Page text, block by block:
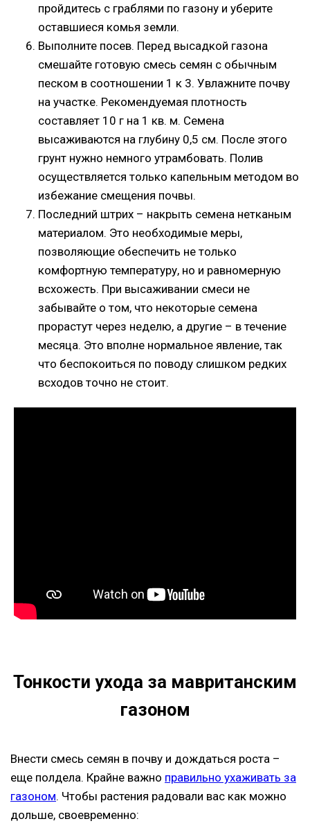
пройдитесь с граблями по газону и уберите
оставшиеся комья земли.
Выполните посев. Перед высадкой газона
смешайте готовую смесь семян с обычным
песком в соотношении 1 к 3. Увлажните почву
на участке. Рекомендуемая плотность
составляет 10 г на 1 кв. м. Семена
высаживаются на глубину 0,5 см. После этого
грунт нужно немного утрамбовать. Полив
осуществляется только капельным методом во
избежание смещения почвы.
Последний штрих – накрыть семена нетканым
материалом. Это необходимые меры,
позволяющие обеспечить не только
комфортную температуру, но и равномерную
всхожесть. При высаживании смеси не
забывайте о том, что некоторые семена
прорастут через неделю, а другие – в течение
месяца. Это вполне нормальное явление, так
что беспокоиться по поводу слишком редких
всходов точно не стоит.
Тонкости ухода за мавританским
газоном
Внести смесь семян в почву и дождаться роста –
еще полдела. Крайне важно правильно ухаживать за
газоном. Чтобы растения радовали вас как можно
дольше, своевременно: